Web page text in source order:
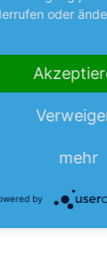
oder
mehr
by